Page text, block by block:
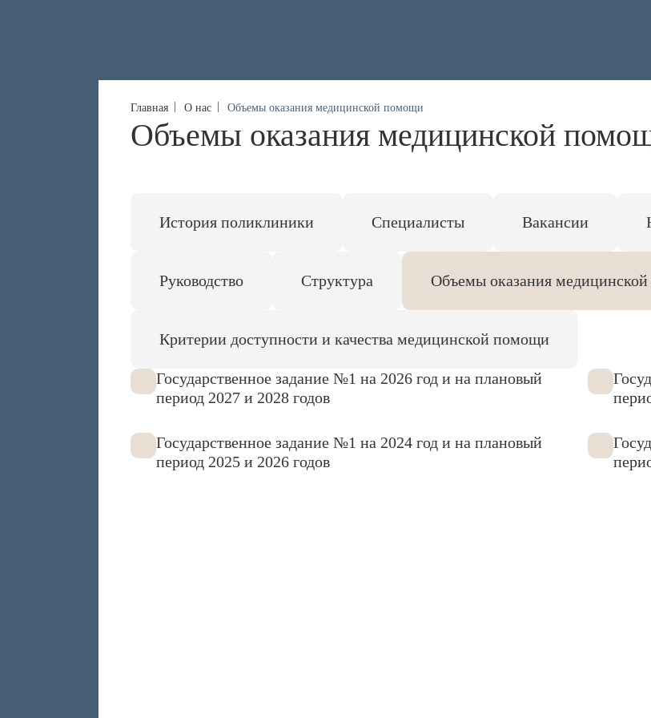
Главная О нас Объемы оказания медицинской помощи
Объемы оказания медицинской
История поликлиники Специалисты Вакансии
Руководство Структура Объемы оказания
Критерии доступности и качества медицинской помощи
Государственное задание №1 на 2026 год и на плановый
период 2027 и 2028 годов
Государственное задание №1 на 2024 год и на плановый
период 2025 и 2026 годов